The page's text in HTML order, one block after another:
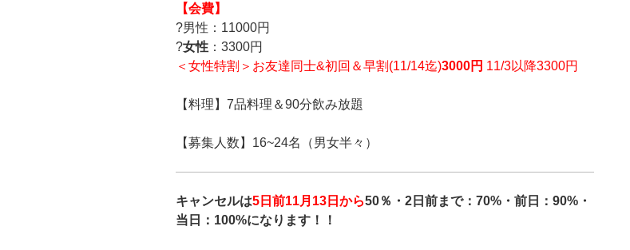
【会費】
?男性：11000円
?女性 ：3300円
＜女性特割＞お友達同士&初回＆早割(11/14迄)3000円 11/3以降3300円
【料理】7品料理＆90分飲み放題
【募集人数】16~24名（男女半々）
キャンセルは5日前11月13日から50％・2日前まで：70%・前日：90%・
当日：100%になります！！